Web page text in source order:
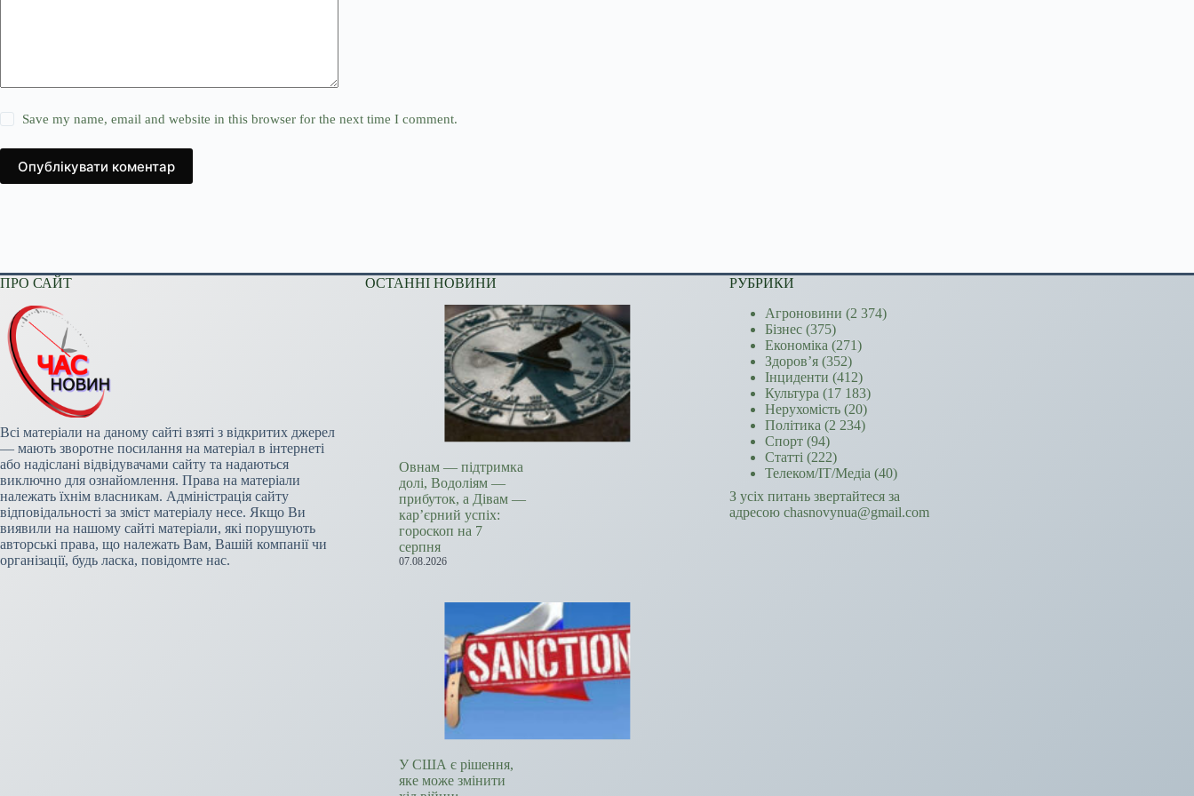
Save my name, email and website in this browser for the next time I comment.
Опублікувати коментар
ПРО САЙТ
Всі матеріали на даному сайті взяті з відкритих джерел
— мають зворотне посилання на матеріал в інтернеті
або надіслані відвідувачами сайту та надаються
виключно для ознайомлення. Права на матеріали
належать їхнім власникам. Адміністрація сайту
відповідальності за зміст матеріалу несе. Якщо Ви
виявили на нашому сайті матеріали, які порушують
авторські права, що належать Вам, Вашій компанії чи
організації, будь ласка, повідомте нас.
ОСТАННІ НОВИНИ
Овнам — підтримка
долі, Водоліям —
прибуток, а Дівам —
кар’єрний успіх:
гороскоп на 7
серпня
07.08.2026
У США є рішення,
яке може змінити
РУБРИКИ
Агроновини (2 374)
Бізнес (375)
Економіка (271)
Здоров’я (352)
Інциденти (412)
Культура (17 183)
Нерухомість (20)
Політика (2 234)
Спорт (94)
Статті (222)
Телеком/ІТ/Медіа (40)
З усіх питань звертайтеся за
адресою chasnovynua@gmail.com